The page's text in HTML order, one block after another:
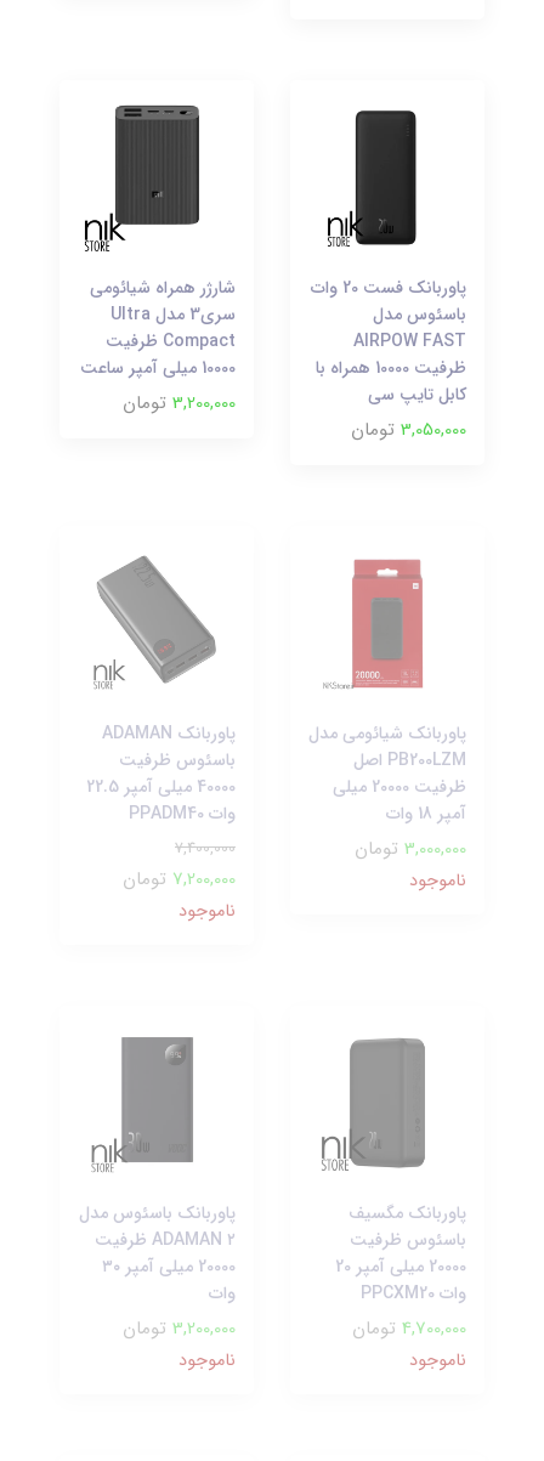
پاوربانک فست 20 وات
باسئوس مدل
AIRPOW FAST
ظرفیت 10000 همراه با
کابل تایپ سی
3,050,000 تومان
شارژر همراه شیائومی
سری3 مدل Ultra
Compact ظرفیت
10000 میلی آمپر ساعت
3,200,000 تومان
پاوربانک شیائومی مدل
PB200LZM اصل
ظرفیت 20000 میلی
آمپر 18 وات
3,000,000 تومان
ناموجود
پاوربانک ADAMAN
باسئوس ظرفیت
40000 میلی آمپر 22.5
وات PPADM40
7,400,000
7,200,000 تومان
ناموجود
پاوربانک مگسیف
باسئوس ظرفیت
20000 میلی آمپر 20
وات PPCXM20
4,700,000 تومان
ناموجود
پاوربانک باسئوس مدل
۲ ADAMAN ظرفیت
20000 میلی آمپر ۳۰
وات
3,200,000 تومان
ناموجود